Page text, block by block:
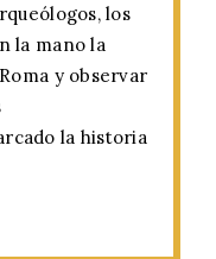
los
la mano la
y observar
la historia